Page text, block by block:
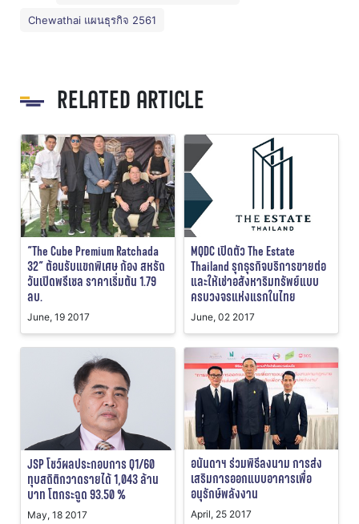
Chewathai แผนธุรกิจ 2561
RELATED ARTICLE
“The Cube Premium Ratchada
32” ต้อนรับแขกพิเศษ ก้อง สหรัถ
วันเปิดพรีเซล ราคาเริ่มต้น 1.79
ลบ.
June, 19 2017
MQDC เปิดตัว The Estate
Thailand รุกธุรกิจบริการขายต่อ
และให้เช่าอสังหาริมทรัพย์แบบ
ครบวงจรแห่งแรกในไทย
June, 02 2017
JSP โชว์ผลประกอบการ Q1/60
ทุบสถิติกวาดรายได้ 1,043 ล้าน
บาท โตกระฉูด 93.50 %
May, 18 2017
อนันดาฯ ร่วมพิธีลงนาม การส่ง
เสริมการออกแบบอาคารเพื่อ
อนุรักษ์พลังงาน
April, 25 2017